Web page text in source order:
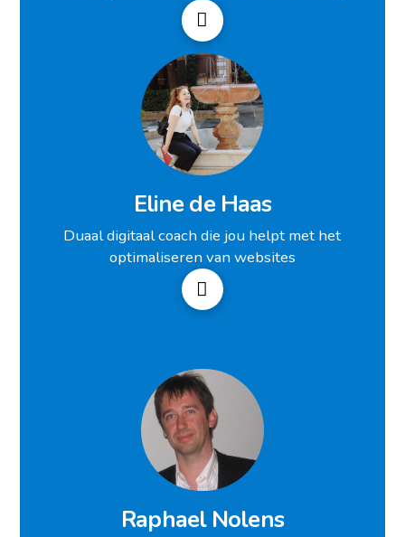
Eline de Haas
Duaal digitaal coach die jou helpt met het
optimaliseren van websites
Raphael Nolens